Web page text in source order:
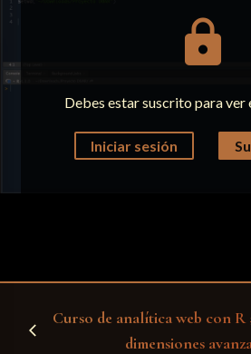
lock
Debes estar suscrito para ver
Iniciar sesión
arrow_back_ios
Curso de analítica web con R
dimensiones